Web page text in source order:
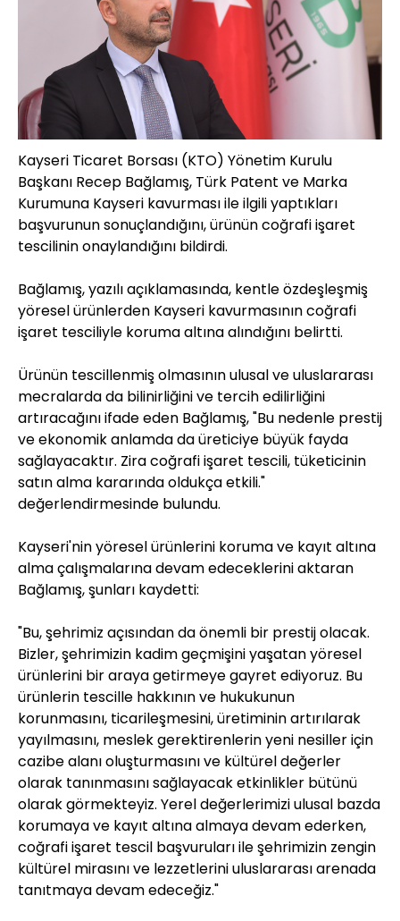
Kayseri Ticaret Borsası (KTO) Yönetim Kurulu
Başkanı Recep Bağlamış, Türk Patent ve Marka
Kurumuna Kayseri kavurması ile ilgili yaptıkları
başvurunun sonuçlandığını, ürünün coğrafi işaret
tescilinin onaylandığını bildirdi.
Bağlamış, yazılı açıklamasında, kentle özdeşleşmiş
yöresel ürünlerden Kayseri kavurmasının coğrafi
işaret tesciliyle koruma altına alındığını belirtti.
Ürünün tescillenmiş olmasının ulusal ve uluslararası
mecralarda da bilinirliğini ve tercih edilirliğini
artıracağını ifade eden Bağlamış, "Bu nedenle prestij
ve ekonomik anlamda da üreticiye büyük fayda
sağlayacaktır. Zira coğrafi işaret tescili, tüketicinin
satın alma kararında oldukça etkili."
değerlendirmesinde bulundu.
Kayseri'nin yöresel ürünlerini koruma ve kayıt altına
alma çalışmalarına devam edeceklerini aktaran
Bağlamış, şunları kaydetti:
"Bu, şehrimiz açısından da önemli bir prestij olacak.
Bizler, şehrimizin kadim geçmişini yaşatan yöresel
ürünlerini bir araya getirmeye gayret ediyoruz. Bu
ürünlerin tescille hakkının ve hukukunun
korunmasını, ticarileşmesini, üretiminin artırılarak
yayılmasını, meslek gerektirenlerin yeni nesiller için
cazibe alanı oluşturmasını ve kültürel değerler
olarak tanınmasını sağlayacak etkinlikler bütünü
olarak görmekteyiz. Yerel değerlerimizi ulusal bazda
korumaya ve kayıt altına almaya devam ederken,
coğrafi işaret tescil başvuruları ile şehrimizin zengin
kültürel mirasını ve lezzetlerini uluslararası arenada
tanıtmaya devam edeceğiz."